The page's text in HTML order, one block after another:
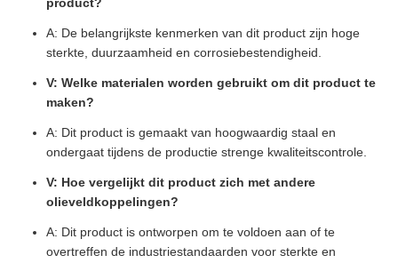
A: De belangrijkste kenmerken van dit product zijn hoge
sterkte, duurzaamheid en corrosiebestendigheid.
V: Welke materialen worden gebruikt om dit product te
maken?
A: Dit product is gemaakt van hoogwaardig staal en
ondergaat tijdens de productie strenge kwaliteitscontrole.
V: Hoe vergelijkt dit product zich met andere
olieveldkoppelingen?
A: Dit product is ontworpen om te voldoen aan of te
overtreffen de industriestandaarden voor sterkte en